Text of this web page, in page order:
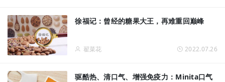
徐福记：曾经的糖果大王，再难重回巅峰
翟菜花 2022.07.26
驱酷热、清口气、增强免疫力：Minita口气